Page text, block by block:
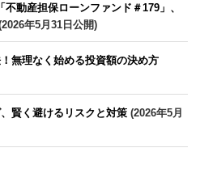
動産担保ローンファンド＃179」、
年5月31日公開)
無理なく始める投資額の決め方
賢く避けるリスクと対策 (2026年5月